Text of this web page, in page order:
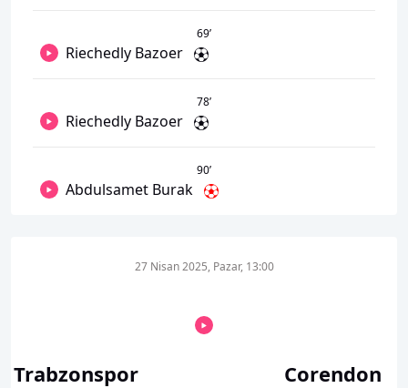
69’
Riechedly Bazoer
78’
Riechedly Bazoer
90’
Abdulsamet Burak
Trabzonspor
27 Nisan 2025, Pazar, 13:00
Corendon